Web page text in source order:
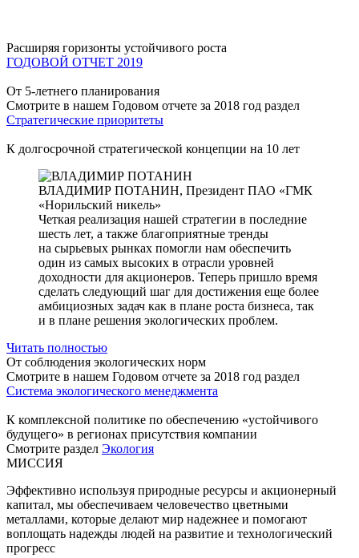
Расширяя горизонты устойчивого роста
ГОДОВОЙ ОТЧЕТ 2019
От 5-летнего планирования
Смотрите в нашем Годовом отчете за 2018 год раздел
Стратегические приоритеты
К долгосрочной стратегической концепции на 10 лет
ВЛАДИМИР ПОТАНИН, Президент ПАО «ГМК
«Норильский никель»
Четкая реализация нашей стратегии в последние
шесть лет, а также благоприятные тренды
на сырьевых рынках помогли нам обеспечить
один из самых высоких в отрасли уровней
доходности для акционеров. Теперь пришло время
сделать следующий шаг для достижения еще более
амбициозных задач как в плане роста бизнеса, так
и в плане решения экологических проблем.
Читать полностью
От соблюдения экологических норм
Смотрите в нашем Годовом отчете за 2018 год раздел
Система экологического менеджмента
К комплексной политике по обеспечению «устойчивого
будущего» в регионах присутствия компании
Смотрите раздел Экология
МИССИЯ
Эффективно используя природные ресурсы и акционерный
капитал, мы обеспечиваем человечество цветными
металлами, которые делают мир надежнее и помогают
воплощать надежды людей на развитие и технологический
прогресс